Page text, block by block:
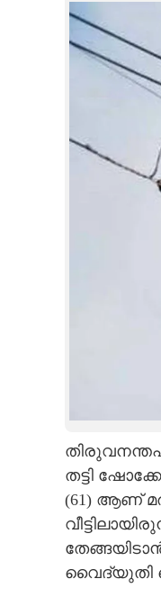
CARTOONS
LITERATURE
തട്ടി
(61) ആണ്
വൈദ്യുതി